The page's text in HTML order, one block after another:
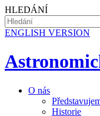
HLEDÁNÍ
ENGLISH VERSION
O nás
Historie